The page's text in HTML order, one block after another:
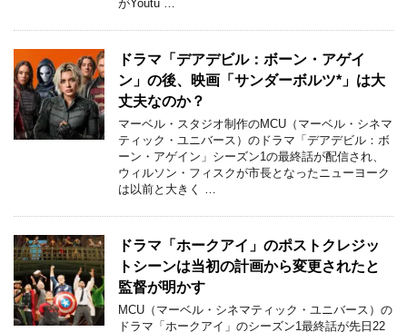
がYoutu …
ドラマ「デアデビル：ボーン・アゲイ
ン」の後、映画「サンダーボルツ*」は大
丈夫なのか？
マーベル・スタジオ制作のMCU（マーベル・シネマ
ティック・ユニバース）のドラマ「デアデビル：ボ
ーン・アゲイン」シーズン1の最終話が配信され、
ウィルソン・フィスクが市長となったニューヨーク
は以前と大きく …
ドラマ「ホークアイ」のポストクレジッ
トシーンは当初の計画から変更されたと
監督が明かす
MCU（マーベル・シネマティック・ユニバース）の
ドラマ「ホークアイ」のシーズン1最終話が先日22